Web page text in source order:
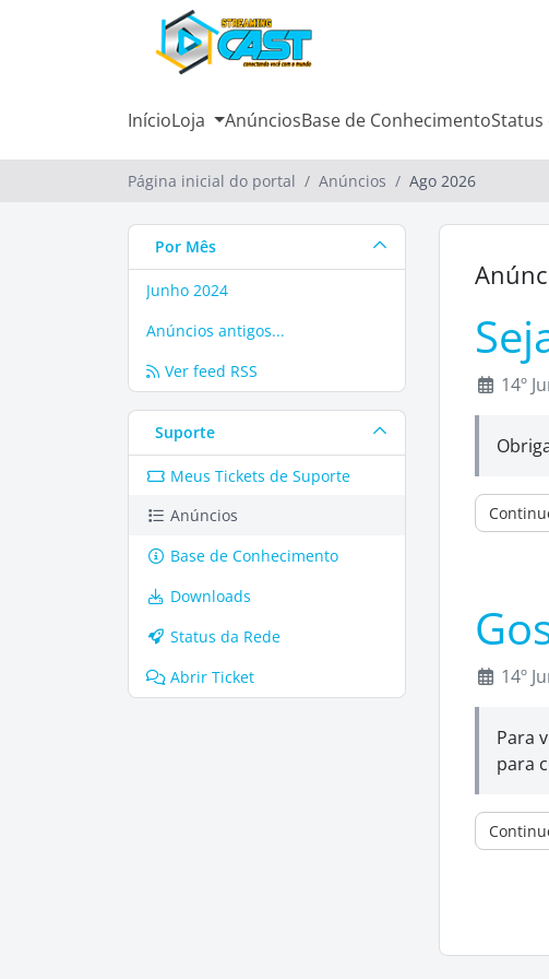
InícioLoja AnúnciosBase de ConhecimentoStatus
Página inicial do portal Anúncios Ago 2026
Por Mês
Junho 2024
Anúncios antigos...
Ver feed RSS
Suporte
Meus Tickets de Suporte
Anúncios
Base de Conhecimento
Downloads
Status da Rede
Abrir Ticket
14º
14º
Para
para